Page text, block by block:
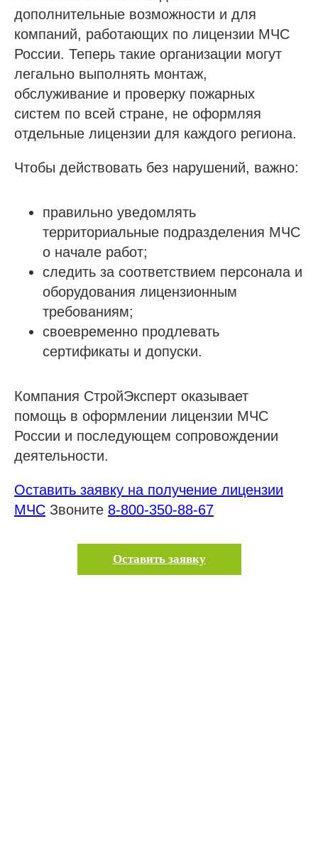
дополнительные возможности и для
компаний, работающих по лицензии МЧС
России. Теперь такие организации могут
легально выполнять монтаж,
обслуживание и проверку пожарных
систем по всей стране, не оформляя
отдельные лицензии для каждого региона.
Чтобы действовать без нарушений, важно:
правильно уведомлять
территориальные подразделения МЧС
о начале работ;
следить за соответствием персонала и
оборудования лицензионным
требованиям;
своевременно продлевать
сертификаты и допуски.
Компания СтройЭксперт оказывает
помощь в оформлении лицензии МЧС
России и последующем сопровождении
деятельности.
Оставить заявку на получение лицензии
МЧС Звоните 8-800-350-88-67
Оставить заявку